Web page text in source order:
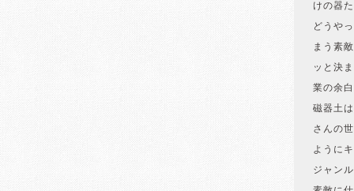
けの器
どうや
まう素
ッと決
業の余
磁器土
さんの
ように
ジャン